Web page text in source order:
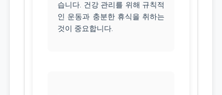
습니다. 건강 관리를 위해 규칙적
인 운동과 충분한 휴식을 취하는
것이 중요합니다.